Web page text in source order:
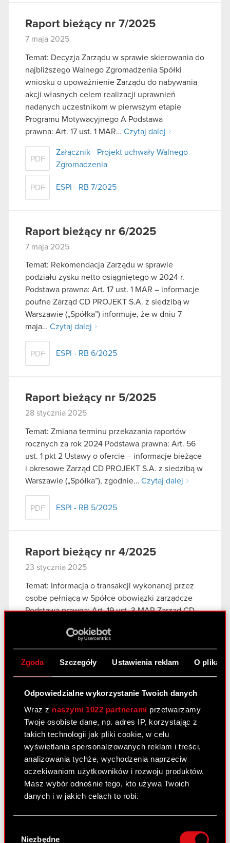
Zgoda Szczegóły Ustawienia reklam O
Odpowiedzialne wykorzystanie Twoich danych
Wraz z naszymi 1022 partnerami przetwarzamy
Twoje osobiste dane, np. adres IP, korzystając z
takich technologii jak pliki cookie, w celu
wyświetlania spersonalizowanych reklam i treści,
analizowania tychże, wychodzenia naprzeciw
oczekiwaniom użytkowników i rozwoju produktów.
Masz wybór odnośnie tego, kto używa Twoich
danych i w jakich celach to robi.
Gromadzić dane dotyczące Twojej
zgody
Niezbędne
Raport bieżący nr 7/2025
7 maja 2025
Temat: Decyzja Zarządu w sprawie skierowania do
najbliższego Walnego Zgromadzenia Spółki
wniosku o upoważnienie Zarządu do nabywania
akcji własnych celem realizacji uprawnień
nadanych uczestnikom w pierwszym etapie
Programu Motywacyjnego A Podstawa
prawna: Art. 17 ust. 1 MAR… Czytaj dalej
PDF
Załącznik - Projekt uchwały Walnego
Zgromadzenia
PDF ESPI - RB 7/2025
Raport bieżący nr 6/2025
7 maja 2025
Temat: Rekomendacja Zarządu w sprawie
podziału zysku netto osiągniętego w 2024 r.
Podstawa prawna: Art. 17 ust. 1 MAR – informacje
poufne Zarząd CD PROJEKT S.A. z siedzibą w
Warszawie („Spółka”) informuje, że w dniu 7
maja… Czytaj dalej
PDF ESPI - RB 6/2025
Raport bieżący nr 5/2025
28 stycznia 2025
Temat: Zmiana terminu przekazania raportów
rocznych za rok 2024 Podstawa prawna: Art. 56
ust. 1 pkt 2 Ustawy o ofercie – informacje bieżące
i okresowe Zarząd CD PROJEKT S.A. z siedzibą w
Warszawie („Spółka”), zgodnie… Czytaj dalej
PDF ESPI - RB 5/2025
Raport bieżący nr 4/2025
23 stycznia 2025
Temat: Informacja o transakcji wykonanej przez
osobę pełniącą w Spółce obowiązki zarządcze
Podstawa prawna: Art. 19 ust. 3 MAR Zarząd CD
niniejszym przekazuje do publicznej wiadomości
informację o…Czytaj dalej
PDF
Zawiadomienie Marcina Iwińskiego - 23
stycznia 2025
Raport bieżący nr 3/2025
15 stycznia 2025
Temat: Przyjęcie Polityki Dywidendowej Spółki
Podstawa prawna: Art. 17 ust. 1 MAR – informacje
Warszawie („Spółka”), niniejszym informuje, że w